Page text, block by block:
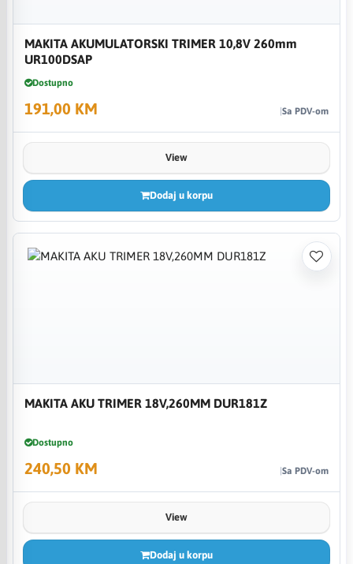
MAKITA AKUMULATORSKI TRIMER 10,8V 260mm
UR100DSAP
Dostupno
191,00 KM Sa PDV-om
View
Dodaj u korpu
MAKITA AKU TRIMER 18V,260MM DUR181Z
Dostupno
240,50 KM Sa PDV-om
View
Dodaj u korpu